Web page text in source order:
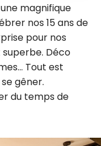
magnifique
nos 15 ans de
pour nos
Déco
Tout est
gêner.
du temps de